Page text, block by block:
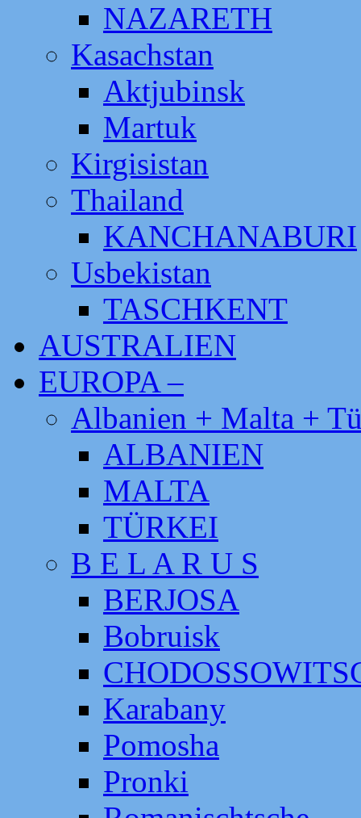
NAZARETH
Kasachstan
Aktjubinsk
Martuk
Kirgisistan
Thailand
KANCHANABURI
Usbekistan
TASCHKENT
AUSTRALIEN
EUROPA –
Albanien + Malta +
ALBANIEN
MALTA
TÜRKEI
B E L A R U S
BERJOSA
Bobruisk
Karabany
Pomosha
Pronki